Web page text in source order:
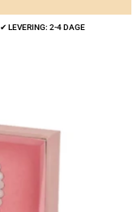
✔ LEVERING: 2-4 DAGE